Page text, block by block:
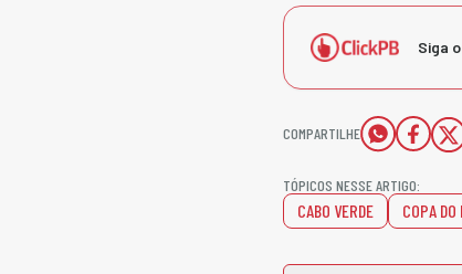
Siga
COMPARTILHE
TÓPICOS NESSE ARTIGO:
CABO VERDE COPA DO